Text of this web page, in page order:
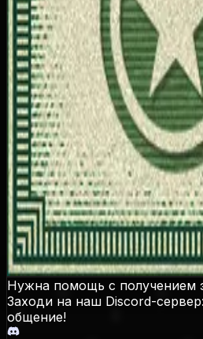
20 Бронзовый трофей
Описание
Заработать золотую медаль
развлечений
Как
На стрельбище
В уличных гонках
В гонках на воде (Sea
В гонках по
Победив в триатлоне
В летной школе (Flight
Нужна помощь с получением
Заходи на наш Discord-
общение!